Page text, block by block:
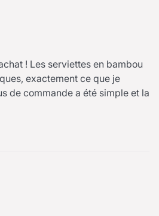
! Les serviettes en bambou
exactement ce que je
de commande a été simple et la